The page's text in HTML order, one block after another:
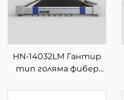
HN-14032LM Гантир
тип голяма фибер
рязане